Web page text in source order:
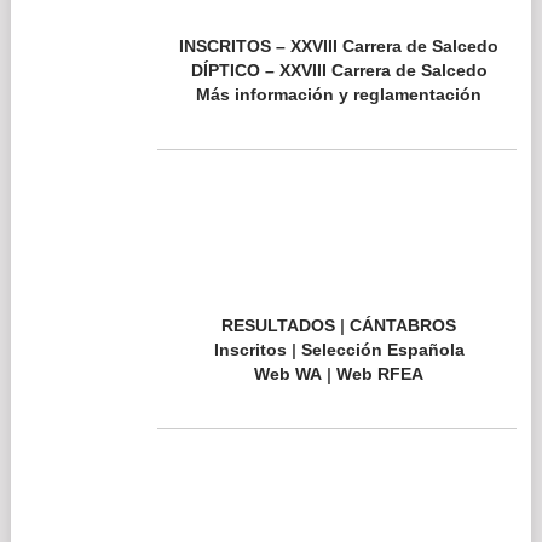
RESULTADOS|CÁNTABROS
Inscritos|Selección Española